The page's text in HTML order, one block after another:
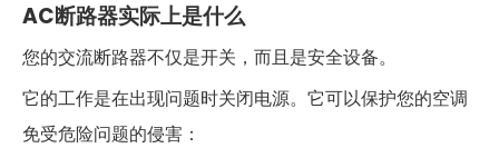
AC断路器实际上是什么
您的交流断路器不仅是开关，而且是安全设备。
它的工作是在出现问题时关闭电源。它可以保护您的空调
免受危险问题的侵害：